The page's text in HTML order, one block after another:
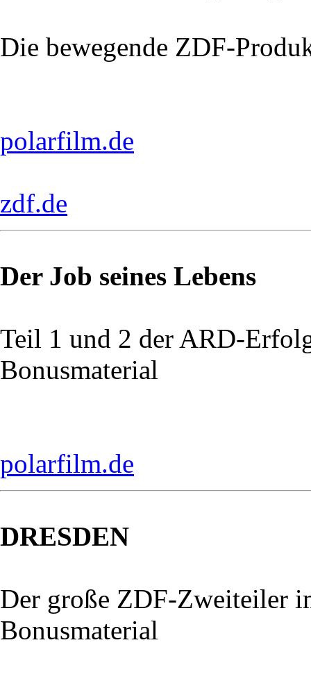
Die bewegende ZDF-
polarfilm.de
zdf.de
Der Job seines Lebens
Teil 1 und 2 der ARD-
Bonusmaterial
polarfilm.de
DRESDEN
Der große ZDF-Zweiteiler
Bonusmaterial